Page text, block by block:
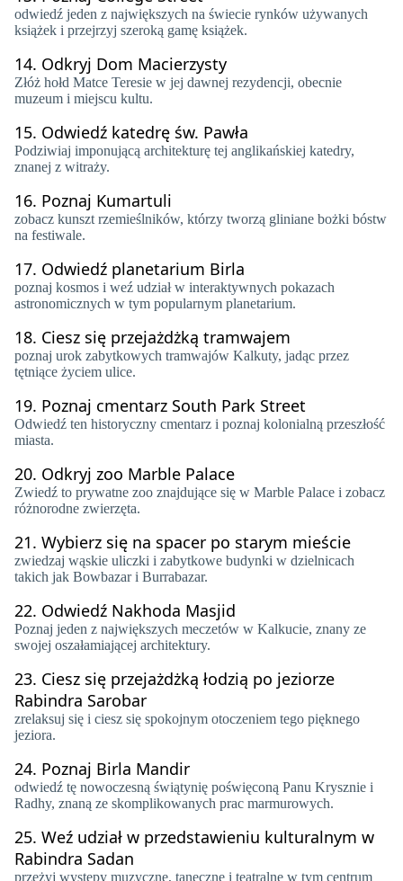
odwiedź jeden z największych na świecie rynków używanych
książek i przejrzyj szeroką gamę książek.
14. Odkryj Dom Macierzysty
Złóż hołd Matce Teresie w jej dawnej rezydencji, obecnie
muzeum i miejscu kultu.
15. Odwiedź katedrę św. Pawła
Podziwiaj imponującą architekturę tej anglikańskiej katedry,
znanej z witraży.
16. Poznaj Kumartuli
zobacz kunszt rzemieślników, którzy tworzą gliniane bożki bóstw
na festiwale.
17. Odwiedź planetarium Birla
poznaj kosmos i weź udział w interaktywnych pokazach
astronomicznych w tym popularnym planetarium.
18. Ciesz się przejażdżką tramwajem
poznaj urok zabytkowych tramwajów Kalkuty, jadąc przez
tętniące życiem ulice.
19. Poznaj cmentarz South Park Street
Odwiedź ten historyczny cmentarz i poznaj kolonialną przeszłość
miasta.
20. Odkryj zoo Marble Palace
Zwiedź to prywatne zoo znajdujące się w Marble Palace i zobacz
różnorodne zwierzęta.
21. Wybierz się na spacer po starym mieście
zwiedzaj wąskie uliczki i zabytkowe budynki w dzielnicach
takich jak Bowbazar i Burrabazar.
22. Odwiedź Nakhoda Masjid
Poznaj jeden z największych meczetów w Kalkucie, znany ze
swojej oszałamiającej architektury.
23. Ciesz się przejażdżką łodzią po jeziorze
Rabindra Sarobar
zrelaksuj się i ciesz się spokojnym otoczeniem tego pięknego
jeziora.
24. Poznaj Birla Mandir
odwiedź tę nowoczesną świątynię poświęconą Panu Krysznie i
Radhy, znaną ze skomplikowanych prac marmurowych.
25. Weź udział w przedstawieniu kulturalnym w
Rabindra Sadan
przeżyj występy muzyczne, taneczne i teatralne w tym centrum